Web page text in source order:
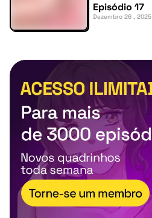
Episódio 17
Dezembro 26 , 2025